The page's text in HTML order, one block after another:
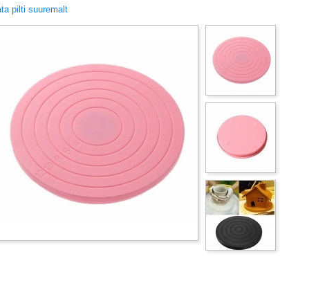
pilti suuremalt